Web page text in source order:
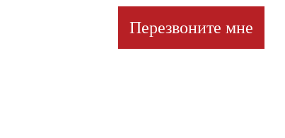
Перезвоните мне